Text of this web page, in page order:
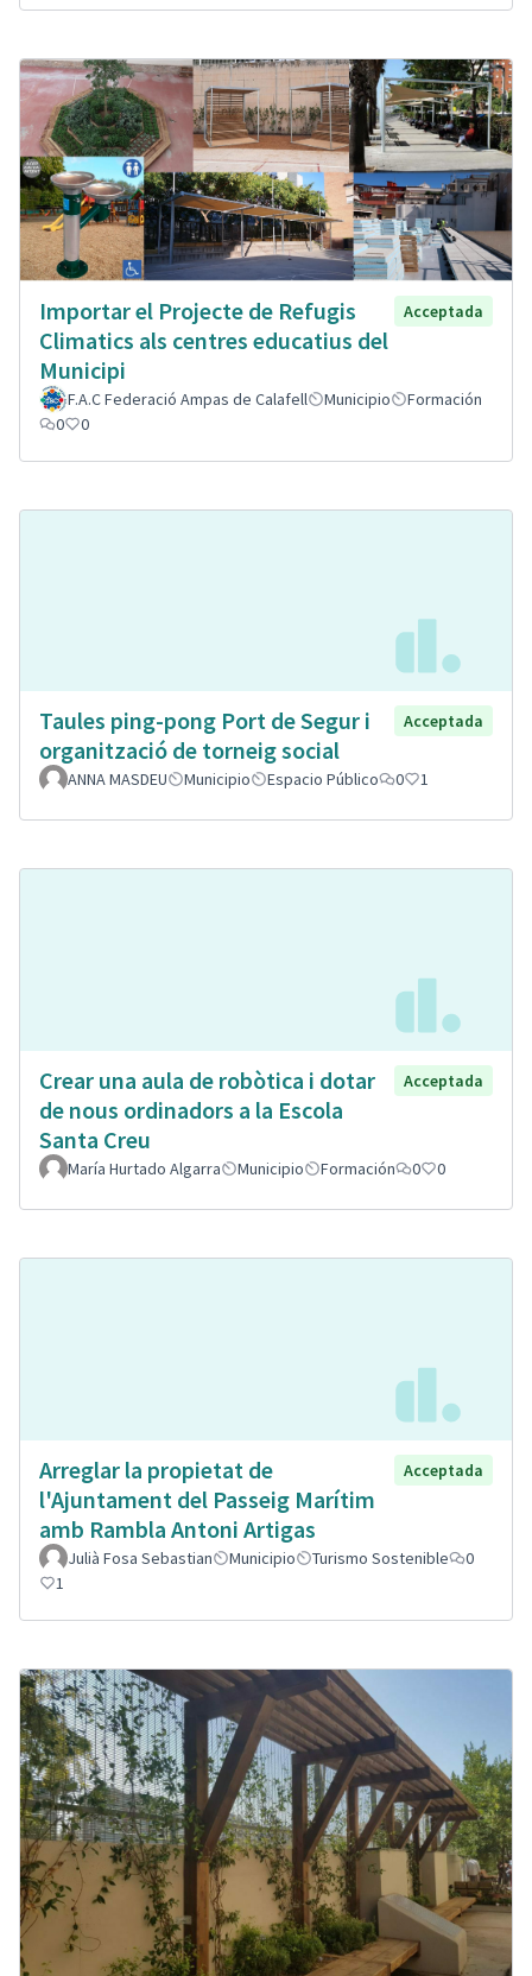
Importar el Projecte de Refugis
Climatics als centres educatius del
Municipi
Acceptada
F.A.C Federació Ampas de Calafell Municipio
Formación
0
0
Taules ping-pong Port de Segur i
organització de torneig social
Acceptada
ANNA MASDEU Municipio Espacio Público 0 1
Crear una aula de robòtica i dotar
de nous ordinadors a la Escola
Santa Creu
Acceptada
María Hurtado Algarra Municipio Formación 0 0
Arreglar la propietat de
l'Ajuntament del Passeig Marítim
amb Rambla Antoni Artigas
Acceptada
Julià Fosa Sebastian Municipio Turismo Sostenible
0
1